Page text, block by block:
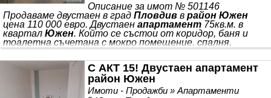
Описание за имот № 501146
Продаваме двустаен в град Пловдив в район Южен
цена 110 000 евро. Двустаен апартамент 75кв.м. в
квартал Южен. Който се състои от коридор, баня и
тоалетна съчетана с мокро помещение, спалня,
просторен хол с кухня, тераса и прилежаща изба. *виж
контакти*
С АКТ 15! Двустаен апартамент
район Южен
Имоти - Продажби » Апартаменти